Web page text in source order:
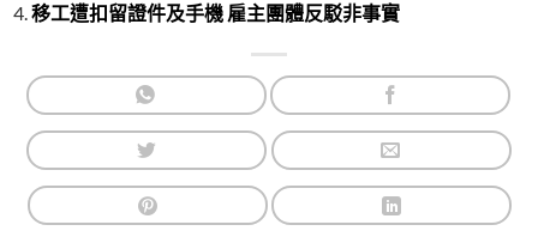
移工遭扣留證件及手機 雇主團體反駁非事實